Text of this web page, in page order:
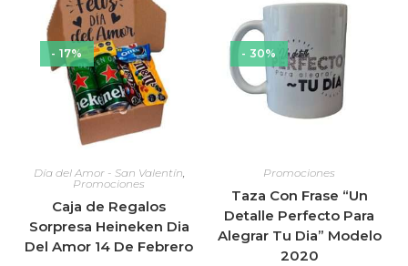
- 17%
Día del Amor - San Valentín,
Promociones
Caja de Regalos
Sorpresa Heineken Dia
Del Amor 14 De Febrero
- 30%
Promociones
Taza Con Frase “Un
Detalle Perfecto Para
Alegrar Tu Dia” Modelo
2020